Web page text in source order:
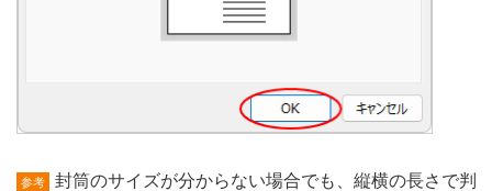
参考
封筒のサイズが分からない場合でも、縦横の長さで判